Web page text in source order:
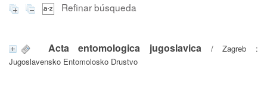
Refinar búsqueda
Acta entomologica jugoslavica / Zagreb :
Jugoslavensko Entomolosko Drustvo